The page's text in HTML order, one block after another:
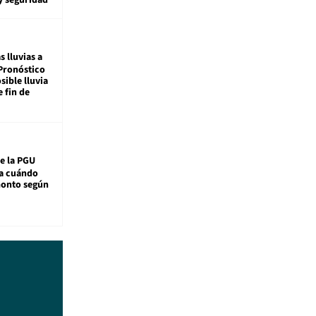
lluvias a
lluvia
fin de
la PGU
cuándo
según